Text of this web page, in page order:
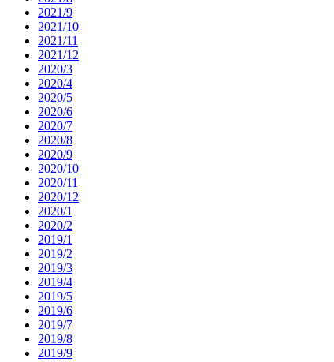
2021/9
2021/10
2021/11
2021/12
2020/3
2020/4
2020/5
2020/6
2020/7
2020/8
2020/9
2020/10
2020/11
2020/12
2020/1
2020/2
2019/1
2019/2
2019/3
2019/4
2019/5
2019/6
2019/7
2019/8
2019/9